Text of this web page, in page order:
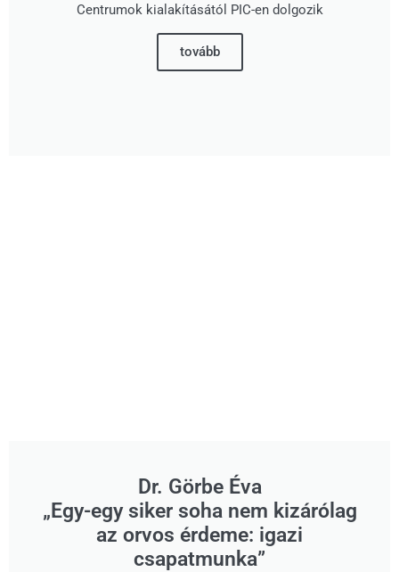
Centrumok kialakításától PIC-en dolgozik
tovább
Dr. Görbe Éva
„Egy-egy siker soha nem kizárólag
az orvos érdeme: igazi
csapatmunka”